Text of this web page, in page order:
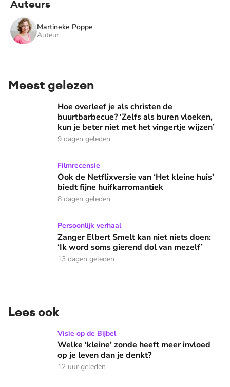
Auteurs
Martineke Poppe
Auteur
Meest gelezen
Hoe overleef je als christen de buurtbarbecue? ‘Zelfs als
Hoe overleef je als christen de
buurtbarbecue? ‘Zelfs als buren vloeken,
kun je beter niet met het vingertje wijzen’
9 dagen geleden
Ook de Netflixversie van ‘Het kleine huis’ biedt fijne
Filmrecensie
Ook de Netflixversie van ‘Het kleine huis’
biedt fijne huifkarromantiek
8 dagen geleden
Zanger Elbert Smelt kan niet niets doen: ‘Ik word soms
Persoonlijk verhaal
Zanger Elbert Smelt kan niet niets doen:
‘Ik word soms gierend dol van mezelf’
13 dagen geleden
Lees ook
Welke ‘kleine’ zonde heeft meer invloed op je leven dan je
Visie op de Bijbel
Welke ‘kleine’ zonde heeft meer invloed
op je leven dan je denkt?
12 uur geleden